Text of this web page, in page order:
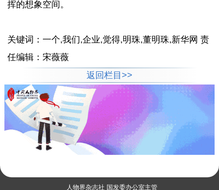
挥的想象空间。
关键词：一个,我们,企业,觉得,明珠,董明珠,新华网 责
任编辑：宋薇薇
返回栏目>>
人物界杂志社 国发委办公室主管